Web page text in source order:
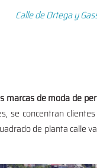
Calle de Ortega y
marcas de moda de
se concentran
de planta calle